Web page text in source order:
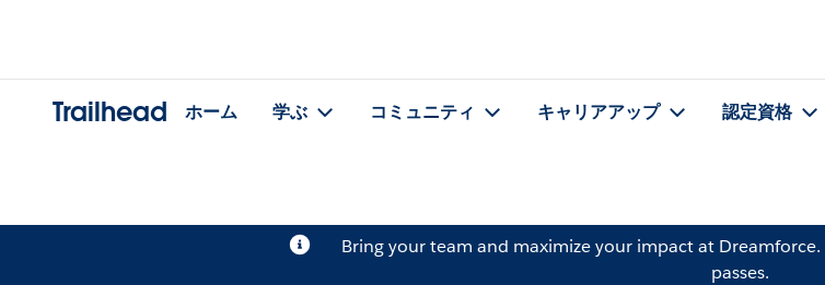
Trailhead ホーム 学ぶ コミュニティ キャリアアップ 認定資格
Bring your team and maximize your impact at Dreamforce.
passes.